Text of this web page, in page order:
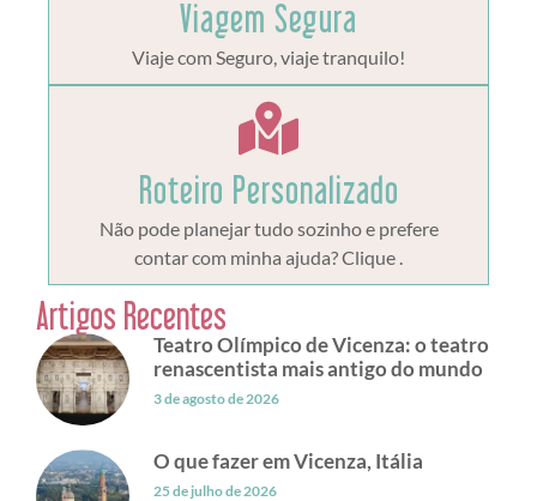
Viagem Segura
Viaje com Seguro, viaje tranquilo!
Roteiro Personalizado
Não pode planejar tudo sozinho e prefere
contar com minha ajuda? Clique .
Artigos Recentes
Teatro Olímpico de Vicenza: o teatro
renascentista mais antigo do mundo
3 de agosto de 2026
O que fazer em Vicenza, Itália
25 de julho de 2026